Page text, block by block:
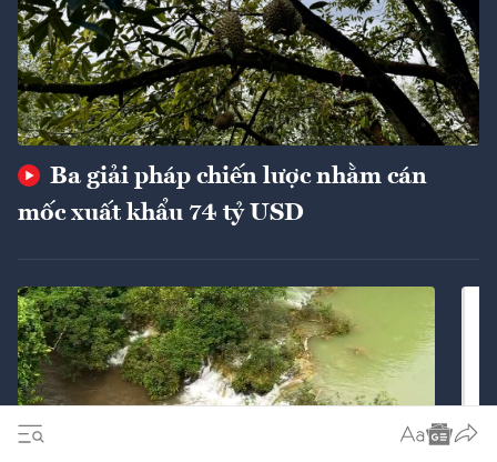
Ba giải pháp chiến lược nhằm cán
mốc xuất khẩu 74 tỷ USD